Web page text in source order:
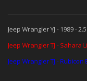
Jeep Wrangler YJ - 1989 -
Jeep Wrangler TJ - Sahara
Jeep Wrangler TJ -